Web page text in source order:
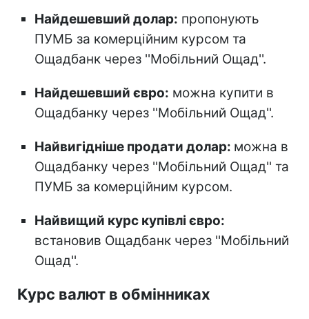
Найдешевший долар: пропонують
ПУМБ за комерційним курсом та
Ощадбанк через ''Мобільний Ощад''.
Найдешевший євро: можна купити в
Ощадбанку через ''Мобільний Ощад''.
Найвигідніше продати долар: можна в
Ощадбанку через ''Мобільний Ощад'' та
ПУМБ за комерційним курсом.
Найвищий курс купівлі євро:
встановив Ощадбанк через ''Мобільний
Ощад''.
Курс валют в обмінниках